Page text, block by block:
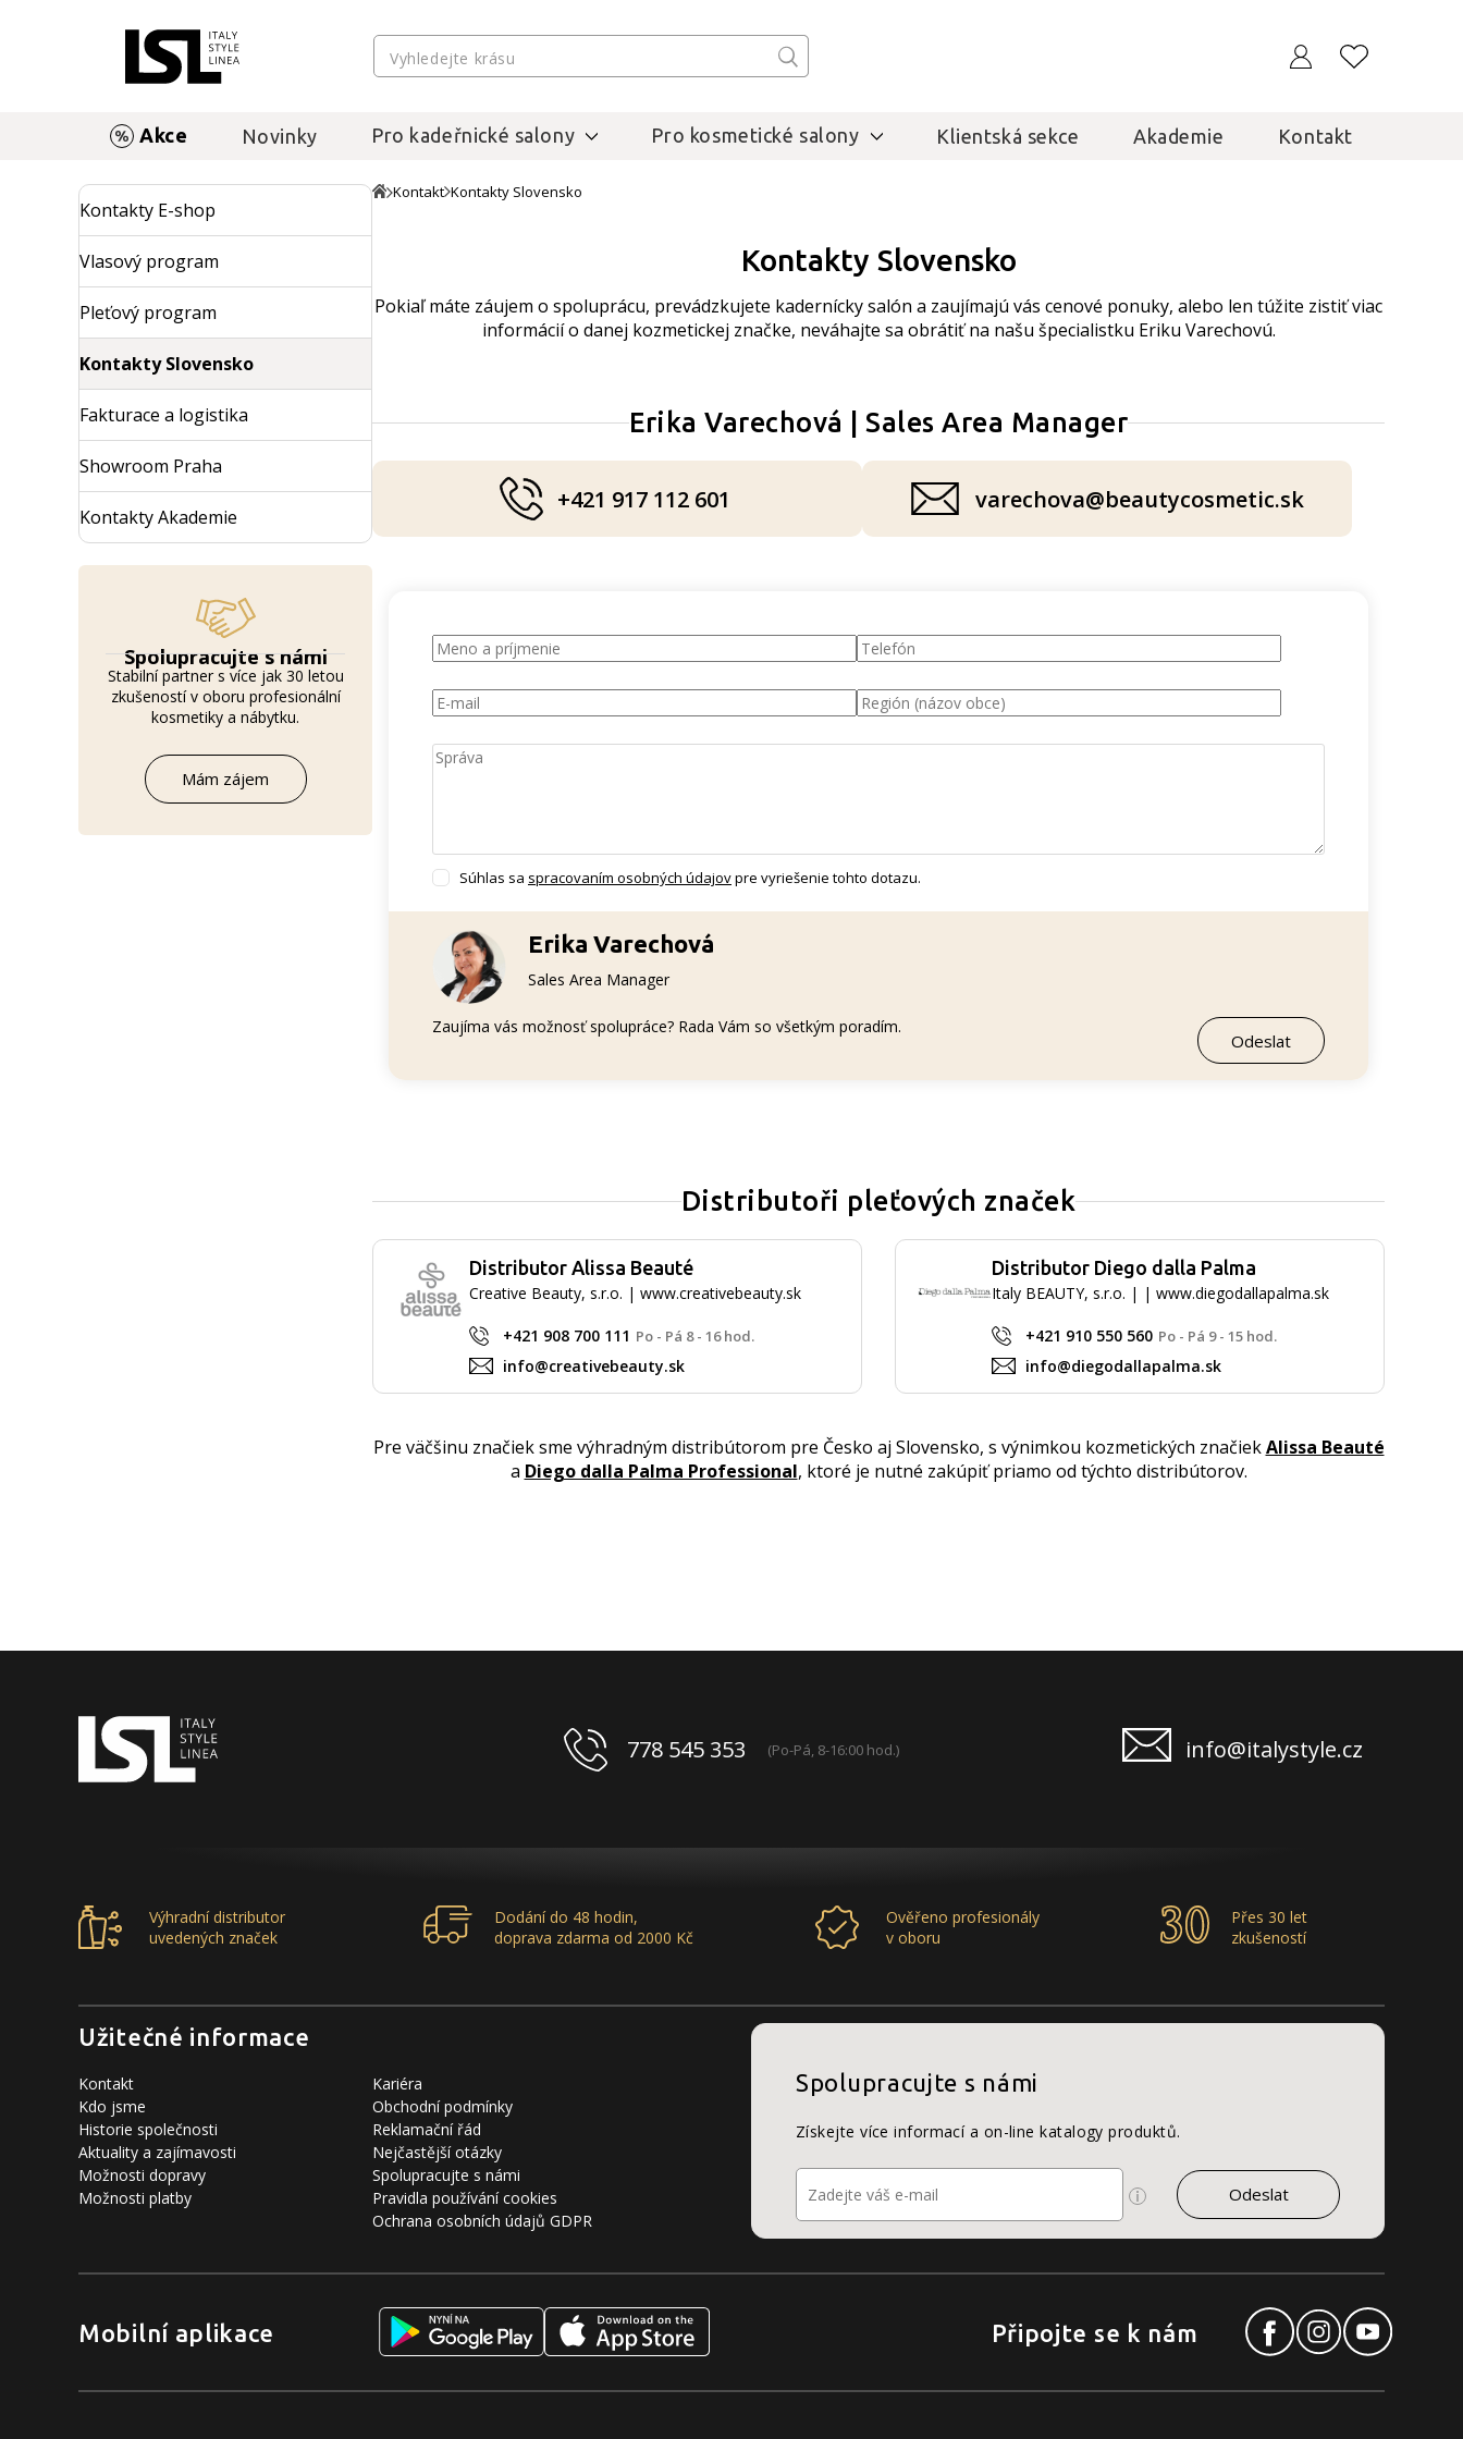
Akce Novinky Pro kadeřnické salony Pro kosmetické salony Klientská sekce Akademie Kontakt
Kontakty E-shop
Vlasový program
Pleťový program
Kontakty Slovensko
Fakturace a logistika
Showroom Praha
Kontakty Akademie
Spolupracujte s námi
Stabilní partner s více jak 30 letou
zkušeností v oboru profesionální
kosmetiky a nábytku.
Mám zájem
Kontakt Kontakty Slovensko
Kontakty Slovensko
Pokiaľ máte záujem o spoluprácu, prevádzkujete kadernícky salón a zaujímajú vás cenové ponuky, alebo len túžite zistiť viac
informácií o danej kozmetickej značke, neváhajte sa obrátiť na našu špecialistku Eriku Varechovú.
Erika Varechová | Sales Area Manager
+421 917 112 601 varechova@beautycosmetic.sk
Súhlas sa spracovaním osobných údajovpre vyriešenie tohto dotazu.
Erika Varechová
Sales Area Manager
Zaujíma vás možnosť spolupráce? Rada Vám so všetkým poradím.
Distributoři pleťových značek
Distributor Alissa Beauté
Creative Beauty, s.r.o. | www.creativebeauty.sk
+421 908 700 111 Po - Pá 8 - 16 hod.
info@creativebeauty.sk
Distributor Diego dalla Palma
Italy BEAUTY, s.r.o. | | www.diegodallapalma.sk
+421 910 550 560 Po - Pá 9 - 15 hod.
info@diegodallapalma.sk
Pre väčšinu značiek sme výhradným distribútorom pre Česko aj Slovensko, s výnimkou kozmetických značiekAlissa Beauté
a Diego dalla Palma Professional, ktoré je nutné zakúpiť priamo od týchto distribútorov.
778 545 353 (Po-Pá, 8-16:00 hod.) info@italystyle.cz
Výhradní distributor
uvedených značek
Dodání do 48 hodin,
doprava zdarma od 2000 Kč
Ověřeno profesionály
v oboru
Přes 30 let
zkušeností
Užitečné informace
Kontakt
Kdo jsme
Historie společnosti
Aktuality a zajímavosti
Možnosti dopravy
Možnosti platby
Kariéra
Obchodní podmínky
Reklamační řád
Nejčastější otázky
Spolupracujte s námi
Pravidla používání cookies
Ochrana osobních údajů GDPR
Spolupracujte s námi
Získejte více informací a on-line katalogy produktů.
Mobilní aplikace Připojte se k nám